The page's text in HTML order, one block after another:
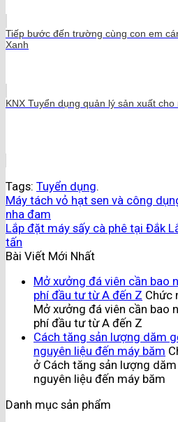
Tiếp bước đến trường cùng con em
Xanh
KNX Tuyển dụng quản lý sản xuất
Tags: Tuyển dụng.
Máy tách vỏ hạt sen và công
nha đam
Lắp đặt máy sấy cà phê tại Đắk
tấn
Bài Viết Mới Nhất
Mở xưởng đá viên cần bao
phí đầu tư từ A đến Z Chức
Mở xưởng đá viên cần bao
phí đầu tư từ A đến Z
Cách tăng sản lượng dăm
nguyên liệu đến máy băm
ở Cách tăng sản lượng
nguyên liệu đến máy băm
Danh mục sản phẩm